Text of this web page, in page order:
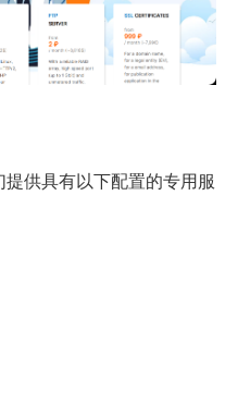
供具有以下配置的专用服